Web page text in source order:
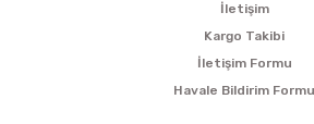
İletişim
Kargo Takibi
İletişim Formu
Havale Bildirim Formu